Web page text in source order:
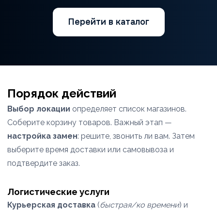
Перейти в каталог
Порядок действий
Выбор локации определяет список магазинов.
Соберите корзину товаров. Важный этап —
настройка замен: решите, звонить ли вам. Затем
выберите время доставки или самовывоза и
подтвердите заказ.
Логистические услуги
Курьерская доставка (быстрая/ко времени) и